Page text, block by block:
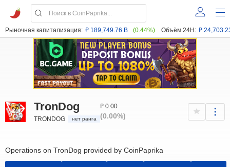
Рыночная капитализация: ₽ 189,749.76 B (0.44%) Объём 24H: ₽
TronDog
TRONDOG нет ранга
₽ 0.00
(0.00%)
Operations on TronDog provided by CoinPaprika